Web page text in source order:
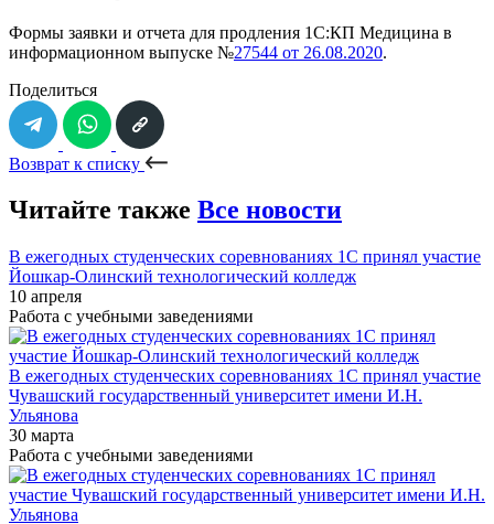
Формы заявки и отчета для продления 1С:КП Медицина в
информационном выпуске №27544 от 26.08.2020.
Поделиться
Возврат к списку
Читайте также Все новости
В ежегодных студенческих соревнованиях 1С принял участие
Йошкар-Олинский технологический колледж
10 апреля
Работа с учебными заведениями
В ежегодных студенческих соревнованиях 1С принял участие
Чувашский государственный университет имени И.Н.
Ульянова
30 марта
Работа с учебными заведениями